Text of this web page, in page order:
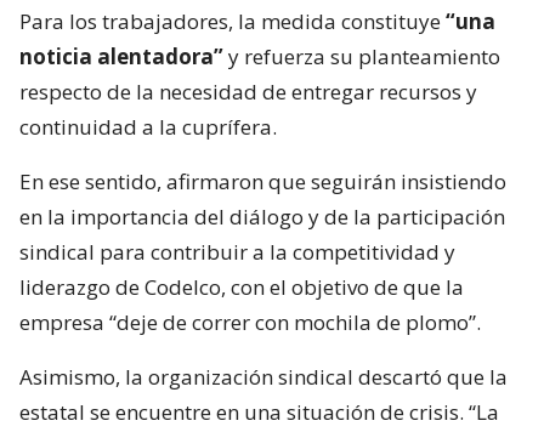
Para los trabajadores, la medida constituye“una
noticia alentadora”y refuerza su planteamiento
respecto de la necesidad de entregar recursos y
continuidad a la cuprífera.
En ese sentido, afirmaron que seguirán insistiendo
en la importancia del diálogo y de la participación
sindical para contribuir a la competitividad y
liderazgo de Codelco, con el objetivo de que la
empresa “deje de correr con mochila de plomo”.
Asimismo, la organización sindical descartó que la
estatal se encuentre en una situación de crisis. “La